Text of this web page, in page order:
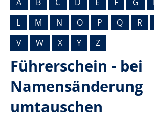
L
M N O P Q R
V
W X Y Z
Führerschein - bei
Namensänderung
umtauschen